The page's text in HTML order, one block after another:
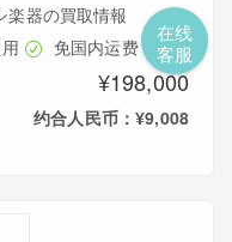
楽器の買取情報
免国内运费
¥198,000
约合人民币：¥9,008
在线
客服